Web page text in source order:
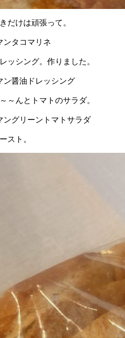
だけは頑張って。
ッシング。作りました。
～んとトマトのサラダ。
スト。